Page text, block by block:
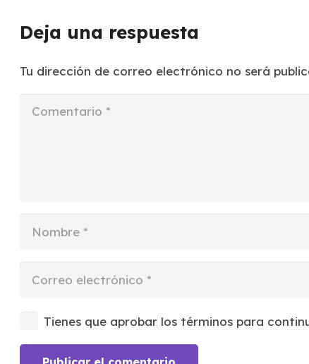
Deja una respuesta
Tu dirección de correo electrónico no será
Tienes que aprobar los términos para